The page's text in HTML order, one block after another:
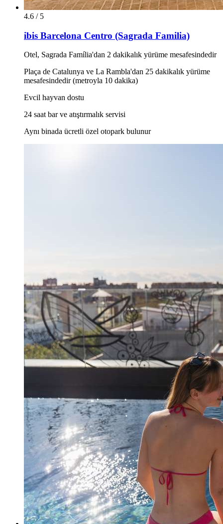
4.6 / 5
ibis Barcelona Centro (Sagrada Familia)
Otel, Sagrada Família'dan 2 dakikalık yürüme mesafesindedir
Plaça de Catalunya ve La Rambla'dan 25 dakikalık yürüme
mesafesindedir (metroyla 10 dakika)
Evcil hayvan dostu
24 saat bar ve atıştırmalık servisi
Aynı binada ücretli özel otopark bulunur